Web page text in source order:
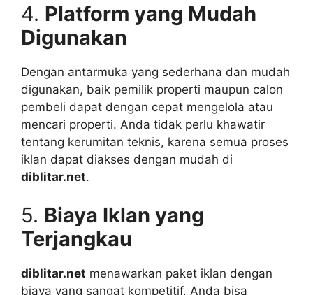
4. Platform yang Mudah
Digunakan
Dengan antarmuka yang sederhana dan mudah
digunakan, baik pemilik properti maupun calon
pembeli dapat dengan cepat mengelola atau
mencari properti. Anda tidak perlu khawatir
tentang kerumitan teknis, karena semua proses
iklan dapat diakses dengan mudah di
diblitar.net.
5. Biaya Iklan yang
Terjangkau
diblitar.net menawarkan paket iklan dengan
biaya yang sangat kompetitif. Anda bisa